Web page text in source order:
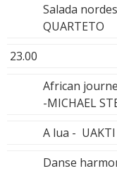
Salada
QUARTETO
23.00
African
-MICHAEL
A lua - UAKTI
Danse